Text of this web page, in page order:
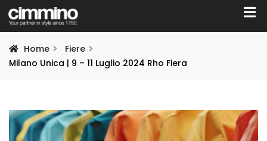
Home
Fiere
Milano Unica | 9 – 11 Luglio 2024 Rho Fiera